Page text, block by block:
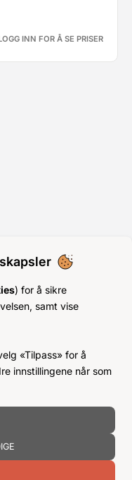
) for å sikre
samt vise
«Tilpass» for å
innstillingene når som
INN FOR Å SE PRISER